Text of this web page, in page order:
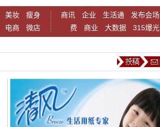
美妆
瘦身
电商 微店
商讯 企业 生活通 发布会场
费
商业 大数据 315爆光